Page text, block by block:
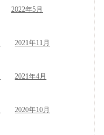
2022年5月
2021年11月
2021年4月
2020年10月